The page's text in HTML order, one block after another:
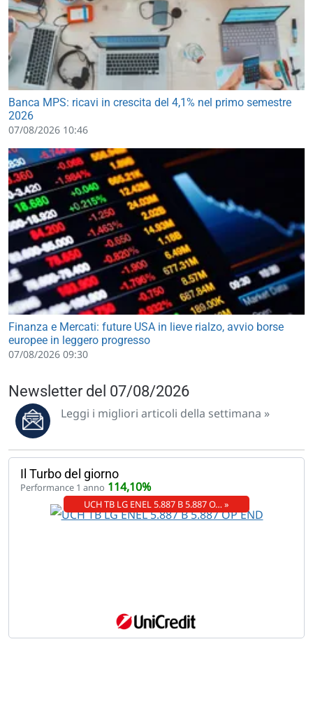
Banca MPS: ricavi in crescita del 4,1% nel primo semestre
2026
07/08/2026 10:46
Finanza e Mercati: future USA in lieve rialzo, avvio borse
europee in leggero progresso
07/08/2026 09:30
Newsletter del 07/08/2026
Leggi i migliori articoli della settimana »
Il Turbo del giorno
Performance 1 anno 114,10%
UCH TB LG ENEL 5.887 B 5.887 O… »